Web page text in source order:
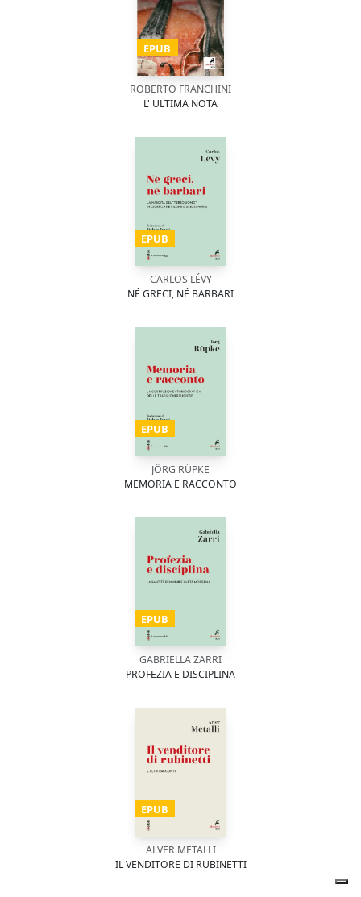
EPUB
ROBERTO FRANCHINI
L' ULTIMA NOTA
EPUB
CARLOS LÉVY
NÉ GRECI, NÉ BARBARI
EPUB
JÖRG RÜPKE
MEMORIA E RACCONTO
EPUB
GABRIELLA ZARRI
PROFEZIA E DISCIPLINA
EPUB
ALVER METALLI
IL VENDITORE DI RUBINETTI